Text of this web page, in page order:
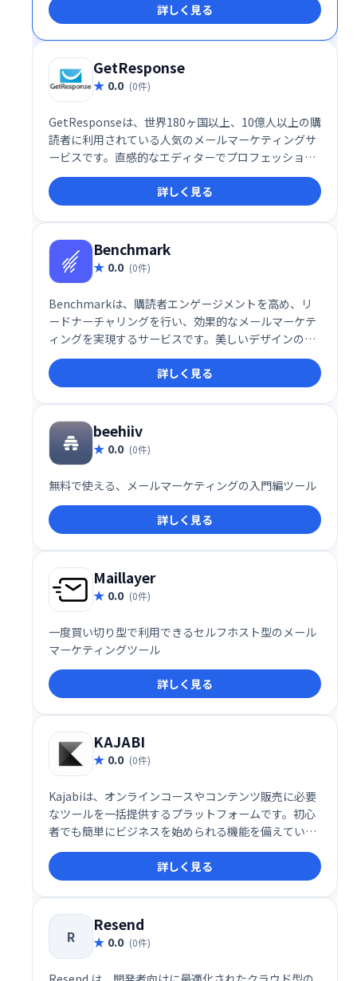
要度に応じて自動的にフォルダーに分類します。これ
により、無関係なメッセージを分類する時間を減ら
し、重要なこと、つまり電子メール以外のあらゆるこ
とに集中できるようになります。
詳しく見る
GetResponse
0.0 (0件)
GetResponseは、世界180ヶ国以上、10億人以上の購
読者に利用されている人気のメールマーケティングサ
ービスです。直感的なエディターでプロフェッショナ
ルなメールやランディングページを簡単に作成でき、
効率的なマーケティング活動を支援します。世界中で
最も使いやすいシステムとして高い評価を得ていま
す。
詳しく見る
Benchmark
0.0 (0件)
Benchmarkは、購読者エンゲージメントを高め、リ
ードナーチャリングを行い、効果的なメールマーケテ
ィングを実現するサービスです。美しいデザインのメ
ール作成から、効果測定までを網羅。結果を的確に追
跡し、マーケティング戦略の最適化を支援します。
詳しく見る
beehiiv
0.0 (0件)
無料で使える、メールマーケティングの入門編ツール
詳しく見る
Maillayer
0.0 (0件)
一度買い切り型で利用できるセルフホスト型のメール
マーケティングツール
詳しく見る
KAJABI
0.0 (0件)
Kajabiは、オンラインコースやコンテンツ販売に必要
なツールを一括提供するプラットフォームです。初心
者でも簡単にビジネスを始められる機能を備えていま
す。
詳しく見る
R
Resend
0.0 (0件)